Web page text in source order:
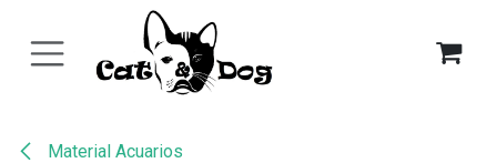
Material Acuarios